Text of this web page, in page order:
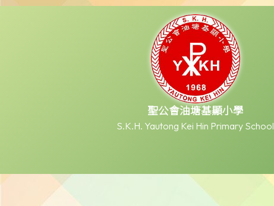
聖公會油塘基顯小學
S.K.H. Yautong Kei Hin Primary School